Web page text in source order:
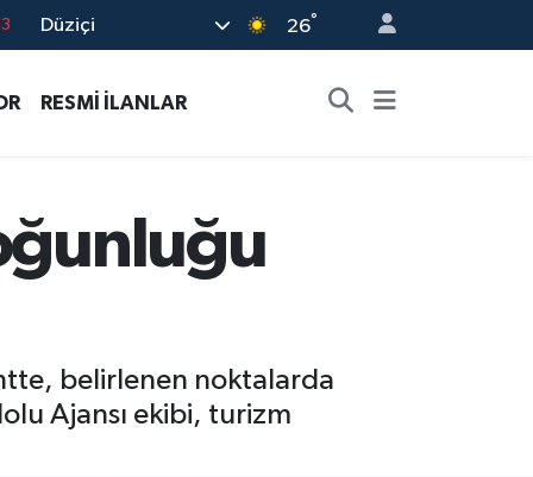
Düziçi 26°
RESMİ İLANLAR
belirlenen noktalarda
Ajansı ekibi, turizm